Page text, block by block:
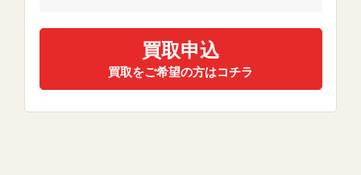
買取申込
買取をご希望の方はコチラ